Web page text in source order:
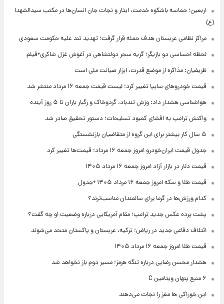
اربعین؛ حماسه باشکوه خدمت، ایثار و نجات جان انسان‌ها در مکتب سیدالشهدا
(ع)
مراکز نظامی عربستان هدف حمله قرار گرفت؛ تهدید تند علیه حکومت سعودی
لحظه احساسی دو بازیگر؛ گریه سحر دولتشاهی در آغوش غزل شاکری+فیلم
ظریفیان: مذاکره از موضع قدرت، ابزار صیانت ملی است
قیمت خودروهای سایپا تغییر کرد؛ لیست قیمت جمعه ۱۶ مرداد منتشر شد
هواشناسی هشدار داد: وزش تندباد، گردوخاک و رگبار باران تا ۵ روز آینده
واکنش ترامپ به افشای کمبود تسلیحات؛ دستور تحقیق صادر شد
۵ سال کار بیشتر برای این گروه از متقاضیان بازنشستگی
جدول قیمت ایران‌خودرو امروز جمعه ۱۶ مرداد؛ قیمت‌ها تغییر کرد
قیمت دلار در بازار آزاد امروز جمعه ۱۶ مرداد ۱۴۰۵
قیمت طلا و سکه امروز جمعه ۱۶ مرداد ۱۴۰۵ +جدول
کدام ورزش‌ها در گرما برای سالمندان مناسب‌ترند؟
پشت پرده عکس جدید ترامپ؛ مقام آمریکایی درباره وضعیت او چه گفت؟
ائتلاف دفاعی جدید در ریاض؛ ترکیه، عربستان و پاکستان متحد می‌شوند
قیمت طلا امروز جمعه ۱۶ مرداد ۱۴۰۵
هشدار محسن رضایی درباره تنگه هرمز؛ مسیر دوم باز نخواهد شد
۶ منبع پنهان ویتامین C
این خوراکی ها مغز را نجات می‌دهند